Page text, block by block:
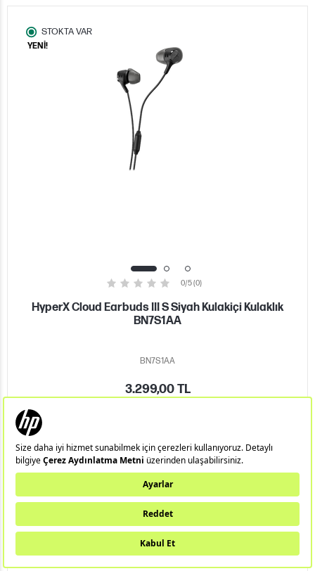
STOKTA VAR
YENİ!
0/5 (0)
HyperX Cloud Earbuds III S Siyah Kulakiçi Kulaklık
BN7S1AA
BN7S1AA
3.299,00 TL
ÜRÜNÜ İNCELE
YENİ!